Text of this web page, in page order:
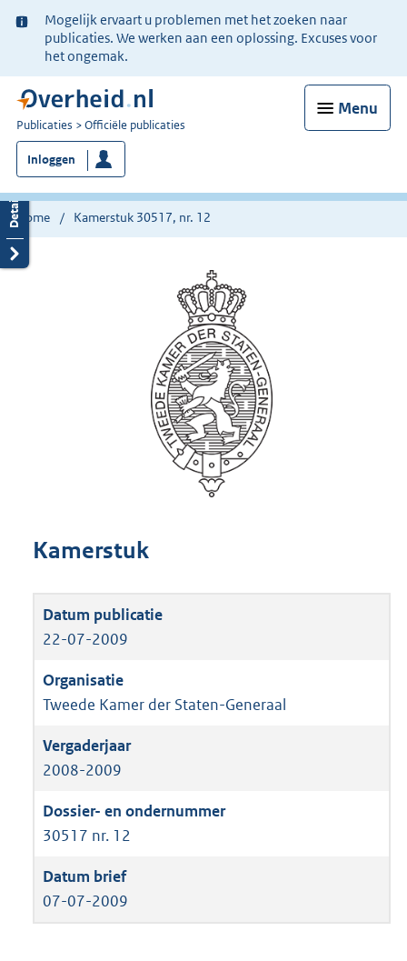
Ter
informatie:
Mogelijk ervaart u problemen met het zoeken naar
publicaties. We werken aan een oplossing. Excuses voor
het ongemak.
Menu
U
bent
nu
hier:
Publicaties Officiële publicaties
Inloggen
Home Kamerstuk 30517, nr. 12
Kamerstuk
22-07-2009
Tweede Kamer der Staten-Generaal
2008-2009
30517 nr. 12
07-07-2009